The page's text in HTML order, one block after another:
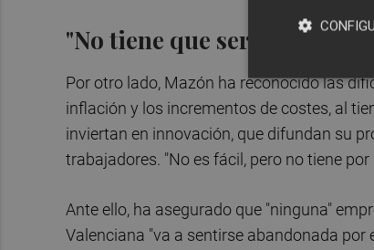
"No tiene que ser más difícil
Por otro lado, Mazón ha reconocido las
inflación y los incrementos de costes, al
inviertan en innovación, que difundan su
trabajadores. "No es fácil, pero no tiene
Ante ello, ha asegurado que "ninguna"
Valenciana "va a sentirse abandonada